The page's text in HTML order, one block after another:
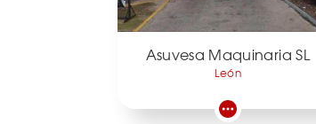
Asuvesa Maquinaria SL
León